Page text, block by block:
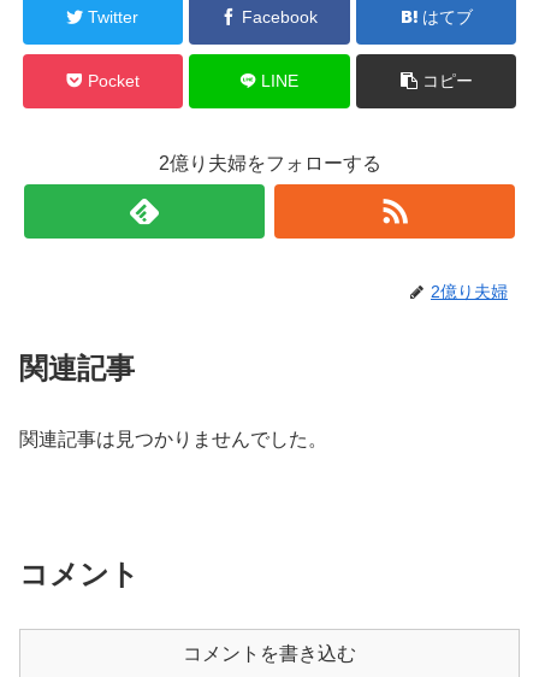
Twitter Facebook はてブ
Pocket LINE コピー
2億り夫婦をフォローする
2億り夫婦
関連記事
関連記事は見つかりませんでした。
コメント
コメントを書き込む